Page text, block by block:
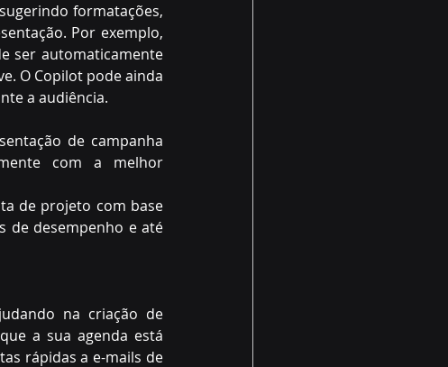
formatações,
Por exemplo,
ser automaticamente
O Copilot pode ainda
a audiência.
de campanha
com a melhor
de projeto com base
de desempenho e até
na criação de
a sua agenda está
rápidas a e-mails de